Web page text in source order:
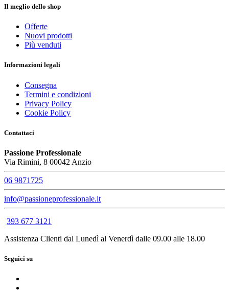
Il meglio dello shop
Offerte
Nuovi prodotti
Più venduti
Informazioni legali
Consegna
Termini e condizioni
Privacy Policy
Cookie Policy
Contattaci
Passione Professionale
Via Rimini, 8 00042 Anzio
06 9871725
info@passioneprofessionale.it
393 677 3121
Assistenza Clienti dal Lunedì al Venerdì dalle 09.00 alle 18.00
Seguici su